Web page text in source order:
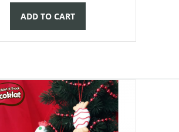
ADD TO CART